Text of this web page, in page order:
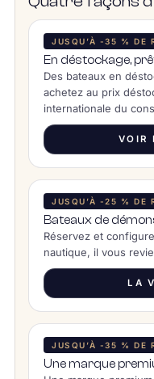
JUSQU’À -35 % DE
En déstockage,
Des bateaux en
achetez au prix
internationale du
VOIR
JUSQU’À -25 % DE
Bateaux de
Réservez et
nautique, il vous
LA
JUSQU’À -35 % DE
Une marque